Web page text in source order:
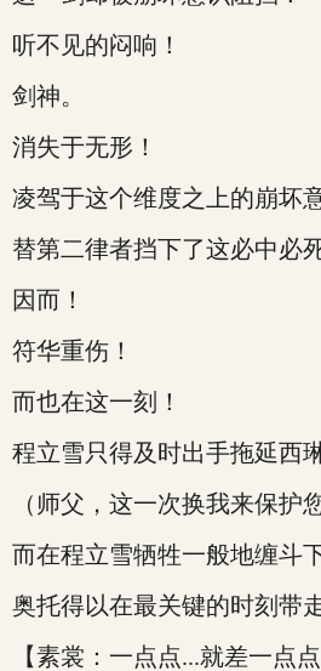
听不见的闷响！
剑神。
消失于无形！
凌驾于这个维度之上的崩坏意
替第二律者挡下了这必中必
因而！
符华重伤！
而也在这一刻！
程立雪只得及时出手拖延西
（师父，这一次换我来保护
而在程立雪牺牲一般地缠斗
奥托得以在最关键的时刻带
【素裳：一点点...就差一点点